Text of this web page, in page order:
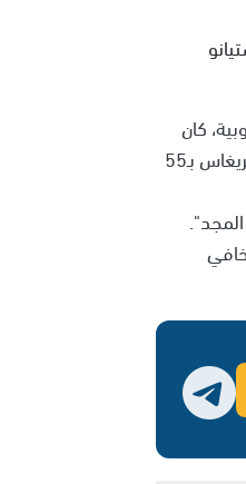
كريستيانو
كان
للاعبين اثنين من برشلونة نصيباً على اللائحة، فقد جاء أندريس انييستا ثالثاً بقيمة 65 مليون يورو تلاه سيسك فابريغاس بـ55
للوصول إلى المجد".